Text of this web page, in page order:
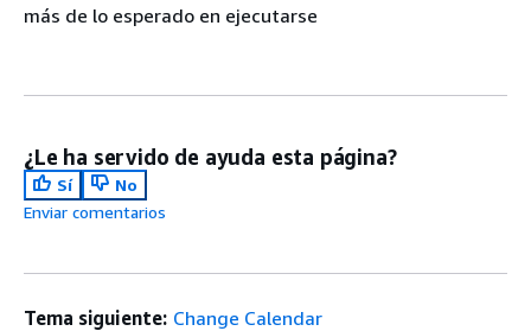
más de lo esperado en ejecutarse
¿Le ha servido de ayuda esta página?
Sí
No
Enviar comentarios
Tema siguiente: Change Calendar